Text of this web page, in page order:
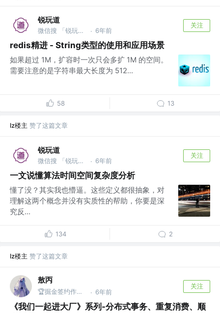
锐玩道
微信搜 「锐玩道」 · 6年前
关注
redis精进 - String类型的使用和应用场景
如果超过 1M，扩容时一次只会多扩 1M 的空间。
需要注意的是字符串最大长度为 512...
58 13
lz楼主 赞了这篇文章
锐玩道
微信搜 「锐玩道」 · 6年前
关注
一文说懂算法时间空间复杂度分析
懂了没？其实我也懵逼。这些定义都很抽象，对
理解这两个概念并没有实质性的帮助，你要是深
究反...
134 2
lz楼主 赞了这篇文章
敖丙
🏆掘金签约作者 @微信搜：敖丙 · 6年前
关注
《我们一起进大厂》系列-分布式事务、重复消费、顺